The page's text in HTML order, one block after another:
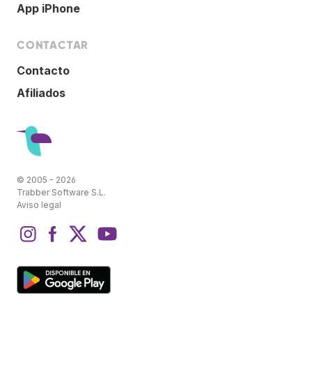
App iPhone
CONTACTAR
Contacto
Afiliados
© 2005 - 2026
Trabber Software S.L.
Aviso legal